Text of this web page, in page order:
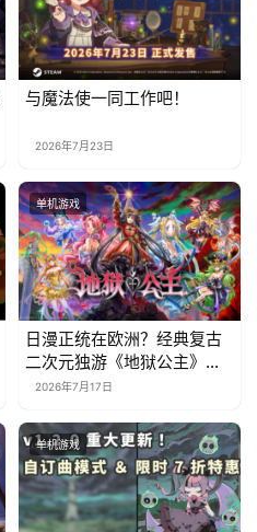
与魔法使一同工作吧！
2026年7月23日
单机游戏
日漫正统在欧洲？经典复古
二次元独游《地狱公主》现
已EA上线
2026年7月17日
单机游戏